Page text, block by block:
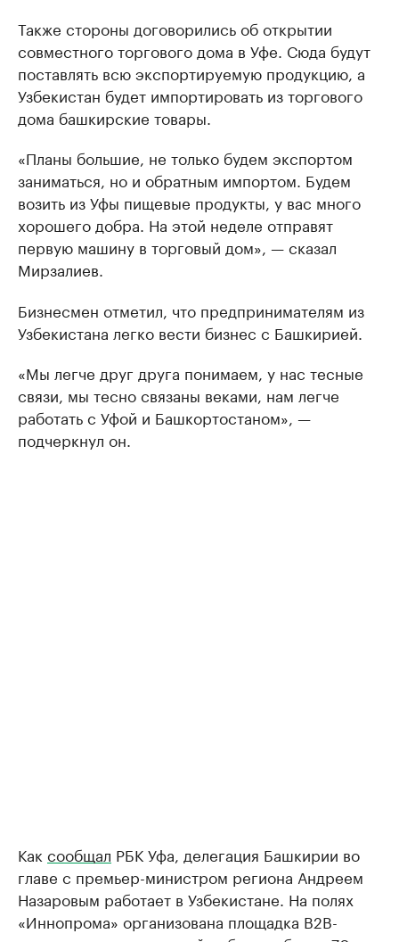
Также стороны договорились об открытии
совместного торгового дома в Уфе. Сюда будут
поставлять всю экспортируемую продукцию, а
Узбекистан будет импортировать из торгового
дома башкирские товары.
«Планы большие, не только будем экспортом
заниматься, но и обратным импортом. Будем
возить из Уфы пищевые продукты, у вас много
хорошего добра. На этой неделе отправят
первую машину в торговый дом», — сказал
Мирзалиев.
Бизнесмен отметил, что предпринимателям из
Узбекистана легко вести бизнес с Башкирией.
«Мы легче друг друга понимаем, у нас тесные
связи, мы тесно связаны веками, нам легче
работать с Уфой и Башкортостаном», —
подчеркнул он.
Как сообщал РБК Уфа, делегация Башкирии во
главе с премьер-министром региона Андреем
Назаровым работает в Узбекистане. На полях
«Иннопрома» организована площадка B2B-